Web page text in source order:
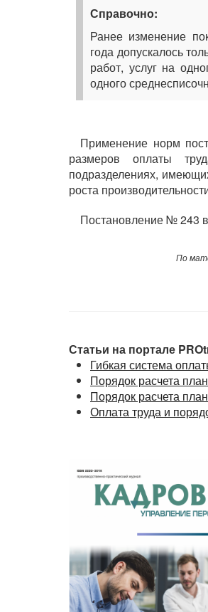
Справочно:
Ранее изменение
года допускалось
работ, услуг на
одного
Применение норм
размеров оплаты
подразделениях,
роста
Постановление № 243
По
Статьи на портале
Гибкая система
Порядок расчета
Порядок расчета
Оплата труда и